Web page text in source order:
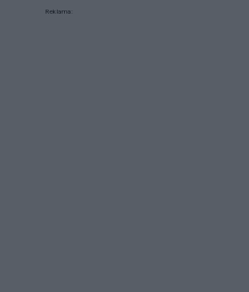
Reklama: